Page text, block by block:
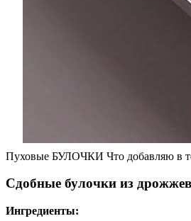
Пуховые БУЛОЧКИ Что
Сдобные булочки из
Ингредиенты: